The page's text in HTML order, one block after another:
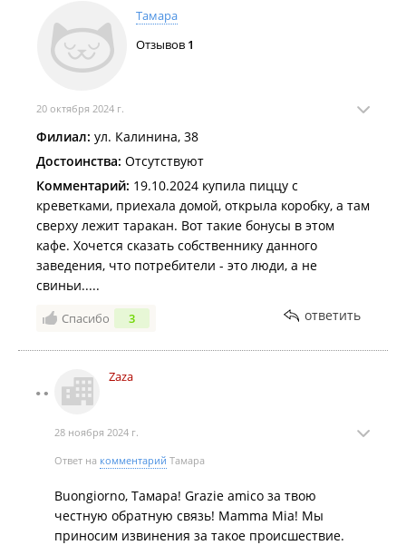
Тамара
Отзывов 1
20 октября 2024 г.
Филиал: ул. Калинина, 38
Достоинства: Отсутствуют
Комментарий: 19.10.2024 купила пиццу с
креветками, приехала домой, открыла коробку, а там
сверху лежит таракан. Вот такие бонусы в этом
кафе. Хочется сказать собственнику данного
заведения, что потребители - это люди, а не
свиньи.....
Спасибо 3 ответить
Zaza
28 ноября 2024 г.
Ответ на комментарий Тамара
Buongiorno, Тамара! Grazie amico за твою
честную обратную связь! Mamma Mia! Мы
приносим извинения за такое происшествие.